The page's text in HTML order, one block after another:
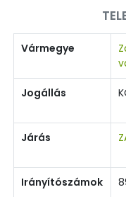
Vármegye
Jogállás
Járás
Irányítószámok